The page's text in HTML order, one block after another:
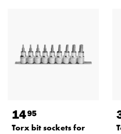
1495
Torx bit sockets for